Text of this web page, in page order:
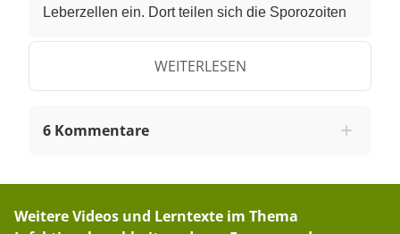
Leberzellen ein. Dort teilen sich die Sporozoiten
Leberzellen kommenden Plasmodiumzellen
bezeichnet man als Merozoiten. Die Merozoiten
sich dort von dem roten Blutfarbstoff Hämoglobin.
platzen die roten Blutkörperchen auf. Das
Aufplatzen der Blutzellen löst beim erkrankten
WEITERLESEN
6 Kommentare
Weitere Videos und Lerntexte im Thema